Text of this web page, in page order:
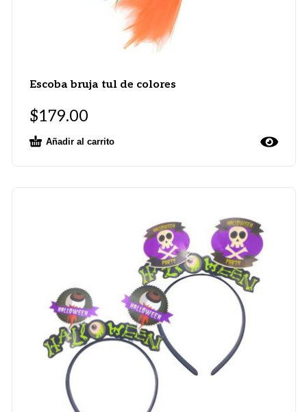
Escoba bruja tul de colores
$179.00
Añadir al carrito